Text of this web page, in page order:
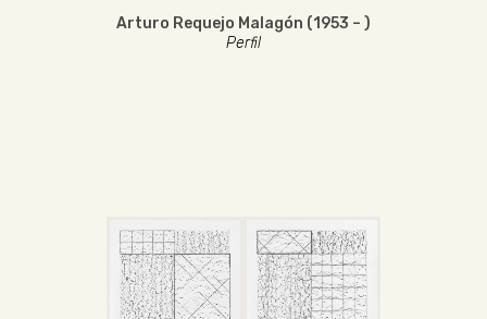
Arturo Requejo Malagón (1953 – )
Perfil